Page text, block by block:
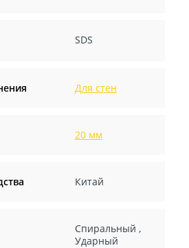
SDS
Для стен
20 мм
Китай
Спиральный ,
Ударный